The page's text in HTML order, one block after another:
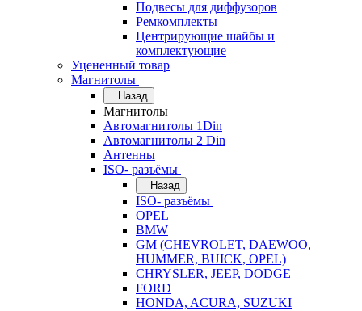
Подвесы для диффузоров
Ремкомплекты
Центрирующие шайбы и
комплектующие
Уцененный товар
Магнитолы
Назад
Магнитолы
Автомагнитолы 1Din
Автомагнитолы 2 Din
Антенны
ISO- разъёмы
Назад
ISO- разъёмы
OPEL
BMW
GM (CHEVROLET, DAEWOO,
HUMMER, BUICK, OPEL)
CHRYSLER, JEEP, DODGE
FORD
HONDA, ACURA, SUZUKI